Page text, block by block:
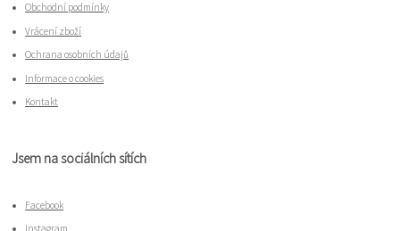
Obchodní podmínky
Vrácení zboží
Ochrana osobních údajů
Informace o cookies
Kontakt
Jsem na sociálních sítích
Facebook